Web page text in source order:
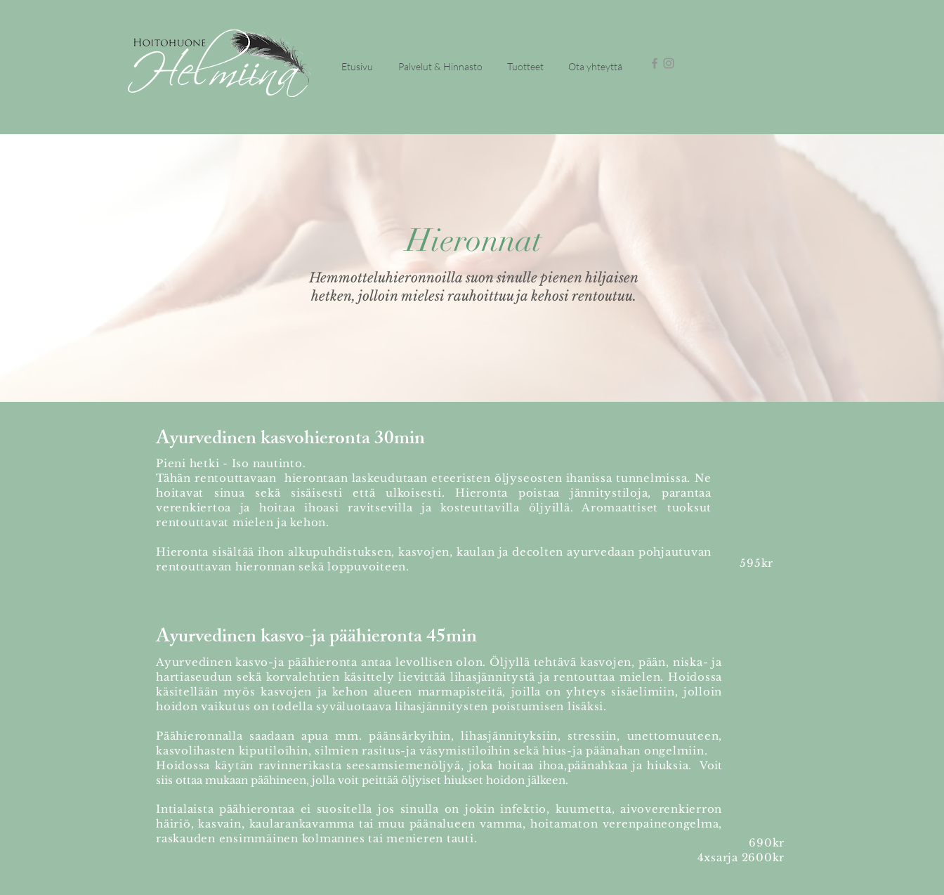
Etusivu Palvelut & Hinnasto Tuotteet Ota yhteyttä
Hieronnat
Hemmotteluhieronnoilla suon sinulle pienen hiljaisen
hetken, jolloin mielesi rauhoittuu ja kehosi rentoutuu.
​Ayurvedinen kasvohieronta 30min
Pieni hetki - Iso nautinto.
Tähän rentouttavaan hierontaan laskeudutaan eteeristen öljyseosten ihanissa tunnelmissa. Ne
hoitavat sinua sekä sisäisesti että ulkoisesti. Hieronta poistaa jännitystiloja, parantaa
verenkiertoa ja hoitaa ihoasi ravitsevilla ja kosteuttavilla öljyillä. Aromaattiset tuoksut
rentouttavat mielen ja kehon.
Hieronta sisältää ihon alkupuhdistuksen, kasvojen, kaulan ja decolten ayurvedaan pohjautuvan
rentouttavan hieronnan sekä loppuvoiteen.
595kr
Ayurvedinen kasvo-ja päähieronta 45min
Ayurvedinen kasvo-ja päähieronta antaa levollisen olon. Öljyllä tehtävä kasvojen, pään, niska- ja
hartiaseudun sekä korvalehtien käsittely lievittää lihasjännitystä ja rentouttaa mielen. Hoidossa
käsitellään myös kasvojen ja kehon alueen marmapisteitä, joilla on yhteys sisäelimiin, jolloin
hoidon vaikutus on todella syväluotaava lihasjännitysten poistumisen lisäksi.
Päähieronnalla saadaan apua mm. päänsärkyihin, lihasjännityksiin, stressiin, unettomuuteen,
kasvolihasten kiputiloihin, silmien rasitus-ja väsymistiloihin sekä hius-ja päänahan ongelmiin.
Hoidossa käytän ravinnerikasta seesamsiemenöljyä, joka hoitaa ihoa,päänahkaa ja hiuksia.
Voit
siis ottaa mukaan päähineen, jolla voit peittää öljyiset hiukset hoidon jälkeen.
Intialaista päähierontaa ei suositella jos sinulla on jokin infektio, kuumetta, aivoverenkierron
häiriö, kasvain, kaularankavamma tai muu päänalueen vamma, hoitamaton verenpaineongelma,
raskauden ensimmäinen kolmannes tai menieren tauti.
690kr
4xsarja 2600kr